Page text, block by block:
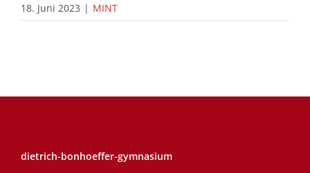
18. Juni 2023 | MINT
dietrich-bonhoeffer-gymnasium